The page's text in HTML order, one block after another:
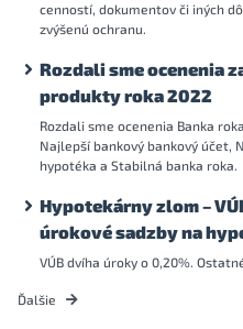
cenností, dokumentov či iných
zvýšenú ochranu.
Rozdali sme ocenenia
produkty roka 2022
Rozdali sme ocenenia Banka
Najlepší bankový bankový účet,
hypotéka a Stabilná banka roka.
Hypotekárny zlom –
úrokové sadzby na
VÚB dvíha úroky o 0,20%.
Ďalšie